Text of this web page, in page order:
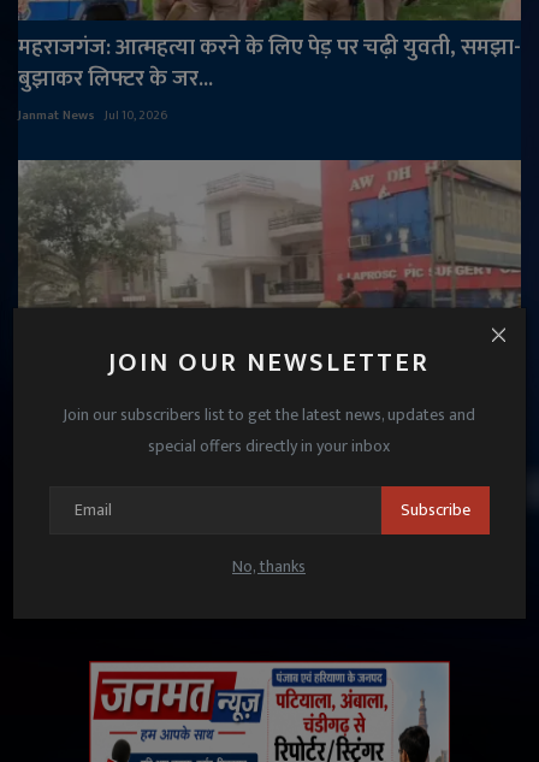
JOIN OUR NEWSLETTER
Join our subscribers list to get the latest news, updates and
special offers directly in your inbox
Subscribe
No, thanks
महराजगंज: आत्महत्या करने के लिए पेड़ पर चढ़ी युवती, समझा-
बुझाकर लिफ्टर के जर...
Janmat News Jul 10, 2026
रायबरेली: निजी अस्पताल की लापरवाही से युवक की मौत,